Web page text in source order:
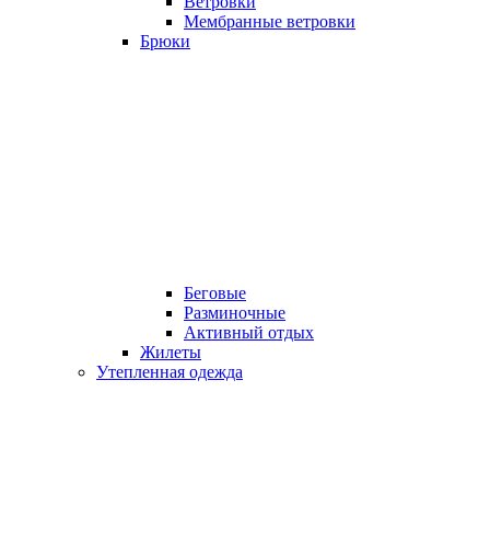
Мембранные ветровки
Брюки
Беговые
Разминочные
Активный отдых
Жилеты
Утепленная одежда